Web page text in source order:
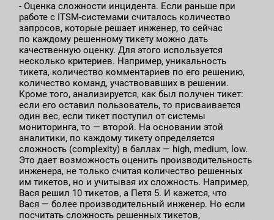
- Оценка сложности инцидента. Если раньше при
работе с ITSM-системами считалось количество
запросов, которые решает инженер, то сейчас
по каждому решенному тикету можно дать
качественную оценку. Для этого используется
несколько критериев. Например, уникальность
тикета, количество комментариев по его решению,
количество команд, участвовавших в решении.
Кроме того, анализируется, как был получен тикет:
если его оставил пользователь, то присваивается
один вес, если тикет поступил от системы
мониторинга, то — второй. На основании этой
аналитики, по каждому тикету определяется
сложность (complexity) в баллах — high, medium, low.
Это дает возможность оценить производительность
инженера, не только считая количество решенных
им тикетов, но и учитывая их сложность. Например,
Вася решил 10 тикетов, а Петя 5. И кажется, что
Вася — более производительный инженер. Но если
посчитать сложность решенных тикетов,